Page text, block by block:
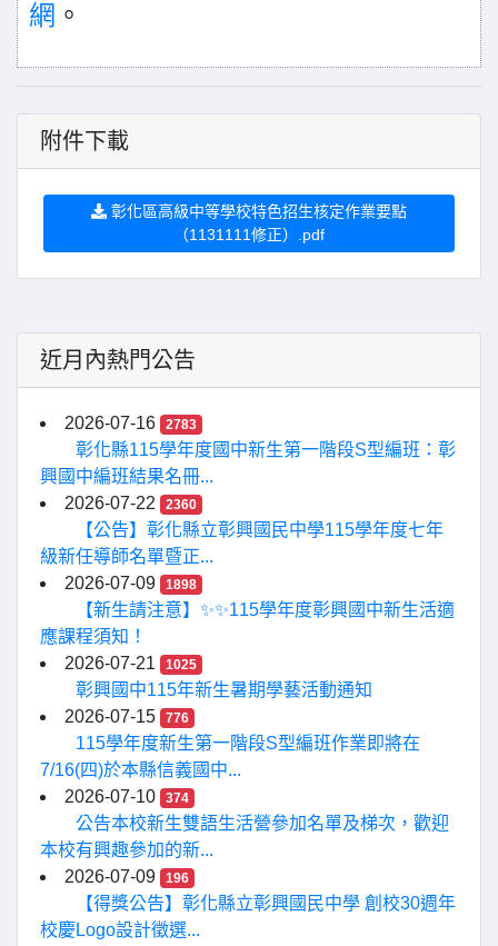
網 。
附件下載
彰化區高級中等學校特色招生核定作業要點
（1131111修正）.pdf
近月內熱門公告
2026-07-16 2783
彰化縣115學年度國中新生第一階段S型編班：彰
興國中編班結果名冊...
2026-07-22
2360
【公告】彰化縣立彰興國民中學115學年度七年
級新任導師名單暨正...
2026-07-09
1898
【新生請注意】✨✨115學年度彰興國中新生活適
應課程須知！
2026-07-21
1025
彰興國中115年新生暑期學藝活動通知
2026-07-15
776
115學年度新生第一階段S型編班作業即將在
7/16(四)於本縣信義國中...
2026-07-10
374
公告本校新生雙語生活營參加名單及梯次，歡迎
本校有興趣參加的新...
2026-07-09
196
【得獎公告】彰化縣立彰興國民中學 創校30週年
校慶Logo設計徵選...